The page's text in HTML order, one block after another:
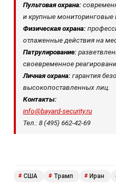
Пультовая охрана:
и крупные мониторинговые
Физическая охрана:
отлаженные действия на
Патрулирование:
своевременное
Личная охрана:гарантия
высокопоставленных лиц.
Контакты:
info@bayard-security.ru
Тел.: 8 (495) 662-42-69
# США # Трамп # Иран